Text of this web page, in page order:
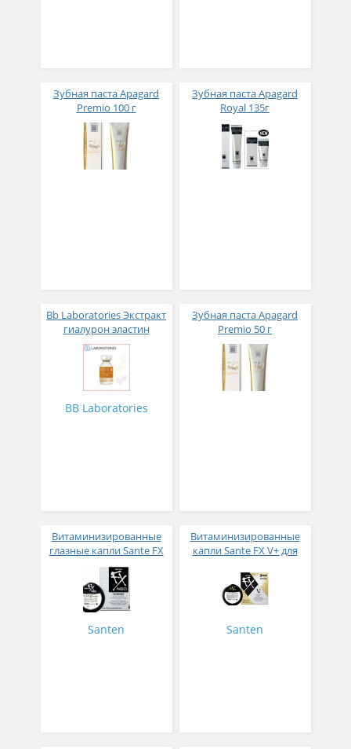
Зубная паста Apagard
Premio 100 г
Зубная паста Apagard
Royal 135г
Bb Laboratories Экстракт
гиалурон эластин
коллагеновый
BB Laboratories
Зубная паста Apagard
Premio 50 г
Витаминизированные
глазные капли Sante FX
Neo
Santen
Витаминизированные
капли Sante FX V+ для
и покраснения глаз
Santen